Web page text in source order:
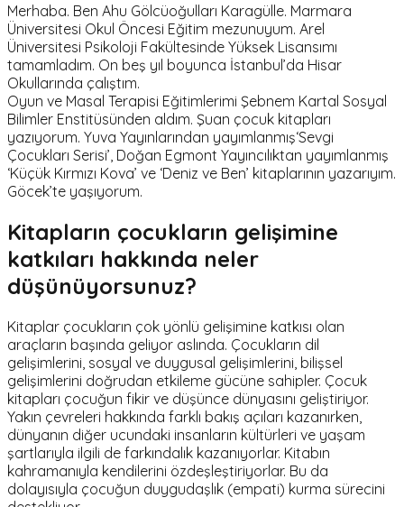
Merhaba. Ben Ahu Gölcüoğulları Karagülle. Marmara
Üniversitesi Okul Öncesi Eğitim mezunuyum. Arel
Üniversitesi Psikoloji Fakültesinde Yüksek Lisansımı
tamamladım. On beş yıl boyunca İstanbul’da Hisar
Okullarında çalıştım.
Oyun ve Masal Terapisi Eğitimlerimi Şebnem Kartal Sosyal
Bilimler Enstitüsünden aldım. Şuan çocuk kitapları
yazıyorum. Yuva Yayınlarından yayımlanmış‘Sevgi
Çocukları Serisi’, Doğan Egmont Yayıncılıktan yayımlanmış
‘Küçük Kırmızı Kova’ ve ‘Deniz ve Ben’ kitaplarının yazarıyım.
Göcek’te yaşıyorum.
Kitapların çocukların gelişimine
katkıları hakkında neler
düşünüyorsunuz?
Kitaplar çocukların çok yönlü gelişimine katkısı olan
araçların başında geliyor aslında. Çocukların dil
gelişimlerini, sosyal ve duygusal gelişimlerini, bilişsel
gelişimlerini doğrudan etkileme gücüne sahipler. Çocuk
kitapları çocuğun fikir ve düşünce dünyasını geliştiriyor.
Yakın çevreleri hakkında farklı bakış açıları kazanırken,
dünyanın diğer ucundaki insanların kültürleri ve yaşam
şartlarıyla ilgili de farkındalık kazanıyorlar. Kitabın
kahramanıyla kendilerini özdeşleştiriyorlar. Bu da
dolayısıyla çocuğun duygudaşlık (empati) kurma sürecini